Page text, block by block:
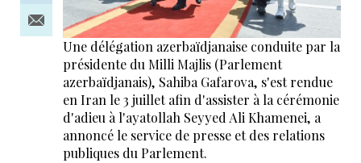
Une délégation azerbaïdjanaise conduite par la
présidente du Milli Majlis (Parlement
azerbaïdjanais), Sahiba Gafarova, s'est rendue
en Iran le 3 juillet afin d'assister à la cérémonie
d'adieu à l'ayatollah Seyyed Ali Khamenei, a
annoncé le service de presse et des relations
publiques du Parlement.